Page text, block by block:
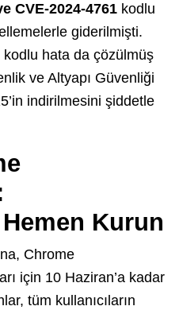
CVE-2024-4761 kodlu
giderilmişti.
hata da çözülmüş
ve Altyapı Güvenliği
indirilmesini şiddetle
Kurun
Chrome
için 10 Haziran’a kadar
tüm kullanıcıların